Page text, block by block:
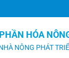
HÓA
NÔNG PHÁT